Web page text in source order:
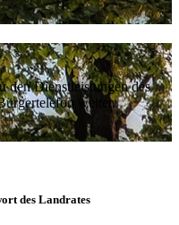
den Dienstleistungen des
weiter.
des Landrates